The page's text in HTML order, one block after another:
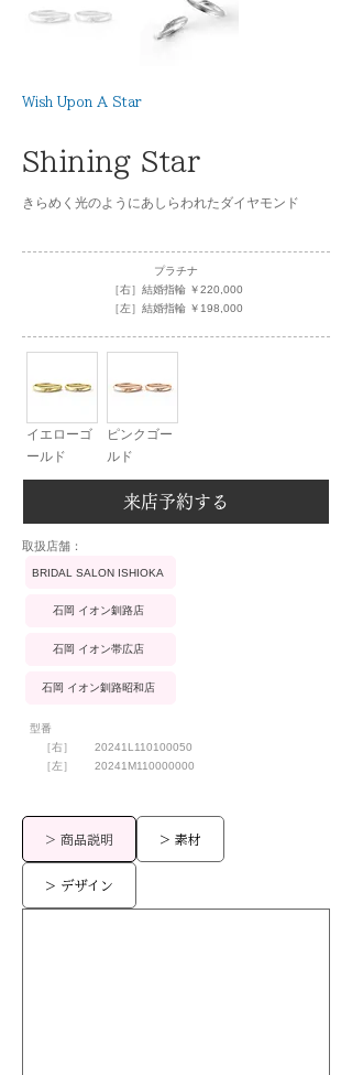
Wish Upon A Star
Shining Star
きらめく光のようにあしらわれたダイヤモンド
プラチナ
［右］結婚指輪 ￥220,000
［左］結婚指輪 ￥198,000
イエローゴ
ールド
ピンクゴー
ルド
来店予約する
​取扱店舗：
BRIDAL SALON ISHIOKA
石岡 イオン釧路店
石岡 イオン帯広店
石岡 イオン釧路昭和店
型番
［右］
［左］
20241L110100050
20241M110000000
> 商品説明 > 素材
> デザイン